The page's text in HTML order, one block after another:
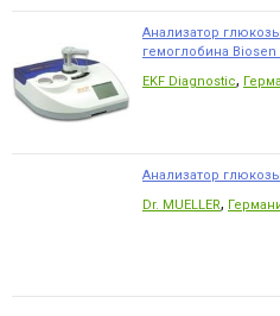
Анализатор
гемоглобина Biosen
EKF Diagnostic,
Анализатор
Dr. MUELLER,